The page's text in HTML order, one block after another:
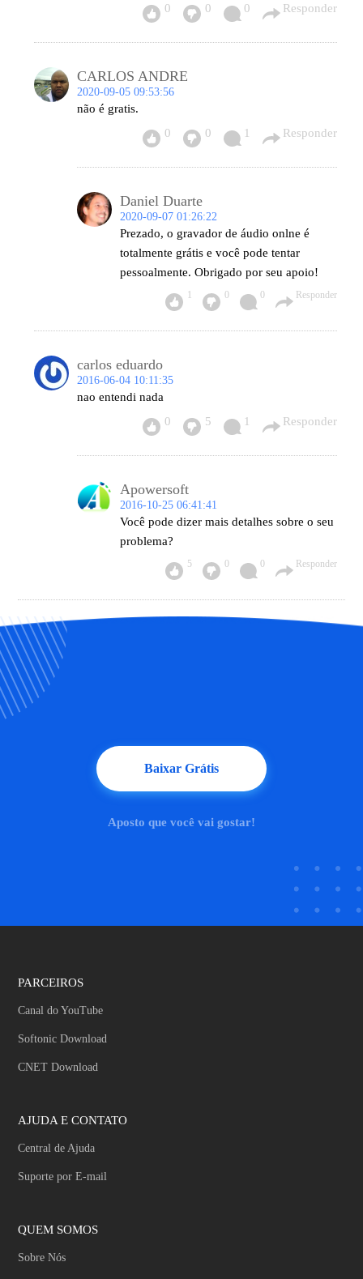
0
0 0 Responder
CARLOS ANDRE
2020-09-05 09:53:56
não é gratis.
0
0 1 Responder
Daniel Duarte
2020-09-07 01:26:22
Prezado, o gravador de áudio onlne é
totalmente grátis e você pode tentar
pessoalmente. Obrigado por seu apoio!
1 0 0 Responder
carlos eduardo
2016-06-04 10:11:35
nao entendi nada
0
5 1 Responder
Apowersoft
2016-10-25 06:41:41
Você pode dizer mais detalhes sobre o seu
problema?
5 0 0 Responder
Baixar Grátis
Aposto que você vai gostar!
PARCEIROS
Canal do YouTube
Softonic Download
CNET Download
AJUDA E CONTATO
Central de Ajuda
Suporte por E-mail
QUEM SOMOS
Sobre Nós